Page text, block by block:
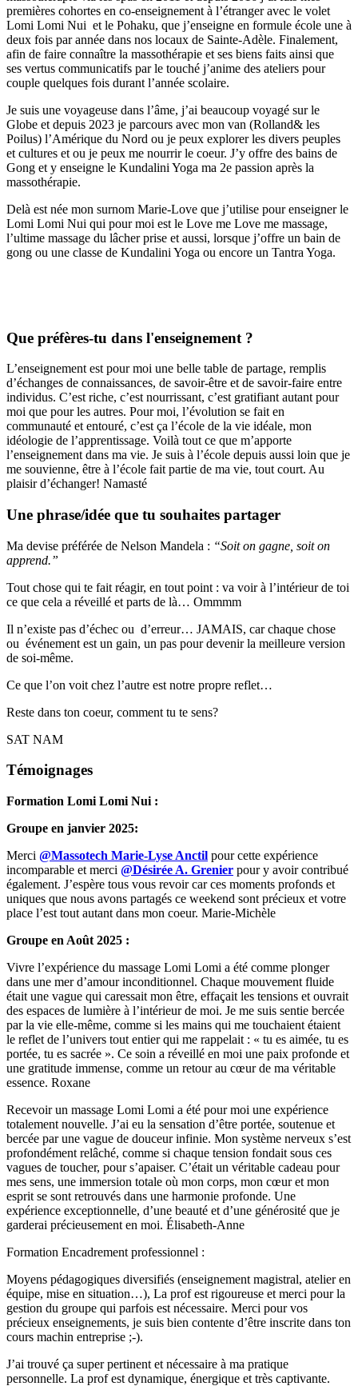
premières cohortes en co-enseignement à l’étranger avec le volet
Lomi Lomi Nui et le Pohaku, que j’enseigne en formule école une à
deux fois par année dans nos locaux de Sainte-Adèle. Finalement,
afin de faire connaître la massothérapie et ses biens faits ainsi que
ses vertus communicatifs par le touché j’anime des ateliers pour
couple quelques fois durant l’année scolaire.
Je suis une voyageuse dans l’âme, j’ai beaucoup voyagé sur le
Globe et depuis 2023 je parcours avec mon van (Rolland& les
Poilus) l’Amérique du Nord ou je peux explorer les divers peuples
et cultures et ou je peux me nourrir le coeur. J’y offre des bains de
Gong et y enseigne le Kundalini Yoga ma 2e passion après la
massothérapie.
Delà est née mon surnom Marie-Love que j’utilise pour enseigner le
Lomi Lomi Nui qui pour moi est le Love me Love me massage,
l’ultime massage du lâcher prise et aussi, lorsque j’offre un bain de
gong ou une classe de Kundalini Yoga ou encore un Tantra Yoga.
Que préfères-tu dans l'enseignement ?
L’enseignement est pour moi une belle table de partage, remplis
d’échanges de connaissances, de savoir-être et de savoir-faire entre
individus. C’est riche, c’est nourrissant, c’est gratifiant autant pour
moi que pour les autres. Pour moi, l’évolution se fait en
communauté et entouré, c’est ça l’école de la vie idéale, mon
idéologie de l’apprentissage. Voilà tout ce que m’apporte
l’enseignement dans ma vie. Je suis à l’école depuis aussi loin que je
me souvienne, être à l’école fait partie de ma vie, tout court. Au
plaisir d’échanger! Namasté
Une phrase/idée que tu souhaites partager
Ma devise préférée de Nelson Mandela : “Soit on gagne, soit on
apprend.”
Tout chose qui te fait réagir, en tout point : va voir à l’intérieur de toi
ce que cela a réveillé et parts de là… Ommmm
Il n’existe pas d’échec ou d’erreur… JAMAIS, car chaque chose
ou événement est un gain, un pas pour devenir la meilleure version
de soi-même.
Ce que l’on voit chez l’autre est notre propre reflet…
Reste dans ton coeur, comment tu te sens?
SAT NAM
Témoignages
Formation Lomi Lomi Nui :
Groupe en janvier 2025:
Merci @Massotech Marie-Lyse Anctil pour cette expérience
incomparable et merci @Désirée A. Grenier pour y avoir contribué
également. J’espère tous vous revoir car ces moments profonds et
uniques que nous avons partagés ce weekend sont précieux et votre
place l’est tout autant dans mon coeur. Marie-Michèle
Groupe en Août 2025 :
Vivre l’expérience du massage Lomi Lomi a été comme plonger
dans une mer d’amour inconditionnel. Chaque mouvement fluide
était une vague qui caressait mon être, effaçait les tensions et ouvrait
des espaces de lumière à l’intérieur de moi. Je me suis sentie bercée
par la vie elle-même, comme si les mains qui me touchaient étaient
le reflet de l’univers tout entier qui me rappelait : « tu es aimée, tu es
portée, tu es sacrée ». Ce soin a réveillé en moi une paix profonde et
une gratitude immense, comme un retour au cœur de ma véritable
essence. Roxane
Recevoir un massage Lomi Lomi a été pour moi une expérience
totalement nouvelle. J’ai eu la sensation d’être portée, soutenue et
bercée par une vague de douceur infinie. Mon système nerveux s’est
profondément relâché, comme si chaque tension fondait sous ces
vagues de toucher, pour s’apaiser. C’était un véritable cadeau pour
mes sens, une immersion totale où mon corps, mon cœur et mon
esprit se sont retrouvés dans une harmonie profonde. Une
expérience exceptionnelle, d’une beauté et d’une générosité que je
garderai précieusement en moi. Élisabeth-Anne
Formation Encadrement professionnel :
Moyens pédagogiques diversifiés (enseignement magistral, atelier en
équipe, mise en situation…), La prof est rigoureuse et merci pour la
gestion du groupe qui parfois est nécessaire. Merci pour vos
précieux enseignements, je suis bien contente d’être inscrite dans ton
cours machin entreprise ;-).
J’ai trouvé ça super pertinent et nécessaire à ma pratique
personnelle. La prof est dynamique, énergique et très captivante.